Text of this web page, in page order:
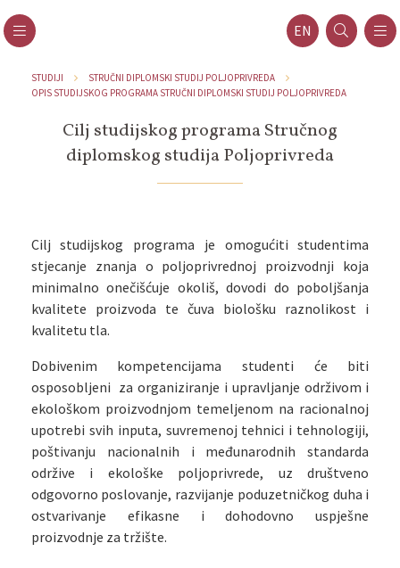
EN
STUDIJI
STRUČNI DIPLOMSKI STUDIJ POLJOPRIVREDA
OPIS STUDIJSKOG PROGRAMA STRUČNI DIPLOMSKI STUDIJ POLJOPRIVREDA
Cilj studijskog programa Stručnog
diplomskog studija Poljoprivreda
Cilj studijskog programa je omogućiti studentima
stjecanje znanja o poljoprivrednoj proizvodnji koja
minimalno onečišćuje okoliš, dovodi do poboljšanja
kvalitete proizvoda te čuva biološku raznolikost i
kvalitetu tla.
Dobivenim kompetencijama studenti će biti
osposobljeni za organiziranje i upravljanje održivom i
ekološkom proizvodnjom temeljenom na racionalnoj
upotrebi svih inputa, suvremenoj tehnici i tehnologiji,
poštivanju nacionalnih i međunarodnih standarda
održive i ekološke poljoprivrede, uz društveno
odgovorno poslovanje, razvijanje poduzetničkog duha i
ostvarivanje efikasne i dohodovno uspješne
proizvodnje za tržište.